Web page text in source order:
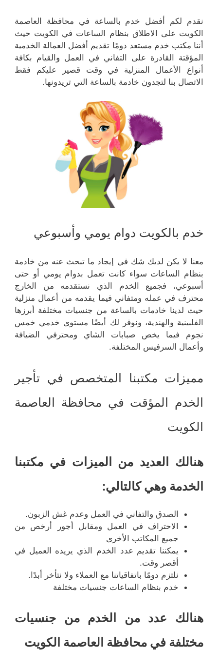
نقدم لكم أفضل خدم بالساعة في محافظة العاصمة
الكويت على الاطلاق بنظام الساعات في الكويت حيث
أننا مكتب خدم مستعد دومًا تقديم أفضل العمالة الخدمية
المؤقتة القادرة على التفاني في العمل والقيام بكافة
أنواع الأعمال المنزلية في وقت قصير عليكم فقط
الاتصال بنا لتجدون خادمة بالساعة التي تريدونها.
خدم بالكويت دوام يومي وأسبوعي
معنا لا يكن لديك شك في إيجاد ما تبحث عنه من خادمة
بنظام الساعات سواء كانت تعمل بدوام يومي أو حتى
أسبوعي، فجميع الخدم الذي نستقدمه من الخارج
محترف في عمله ومتفاني فيما يقدمه من أعمال منزلية
حيث لدينا خادمات بالساعة من جنسيات مختلفة أبرزها
الفلبينية والهندية، ونوفر لك أيضًا مستوى خدمي خمس
نجوم فيما يخص صبابات الشاي ومحترفي الضيافة
وأعمال السرفيس المختلفة.
مميزات مكتبنا المتخصص في تأجير
الخدم المؤقت في محافظة العاصمة
الكويت
هنالك العديد من الميزات في مكتبنا
الخدمة وهي كالتالي:
الصدق والتفاني في العمل وعدم غش الزبون.
الاحتراف في العمل ومقابل أجور أرخص من
جميع المكاتب الأخرى
يمكننا تقديم عدد الخدم الذي يريده العميل في
أقصر وقت.
نلتزم دومًا باتفاقياتنا مع العملاء ولا نتأخر أبدًا.
خدم بنظام الساعات جنسيات مختلفة
هنالك عدد من الخدم من جنسيات
مختلفة في محافظة العاصمة الكويت